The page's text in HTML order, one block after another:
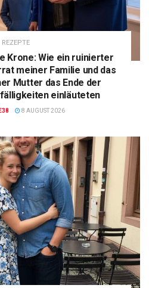
REZEPTE
Krone: Wie ein ruinierter
meiner Familie und das
Mutter das Ende der
einläuteten
8 AUGUST 2026